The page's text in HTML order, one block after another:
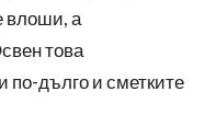
влоши, а
това
по-дълго и сметките